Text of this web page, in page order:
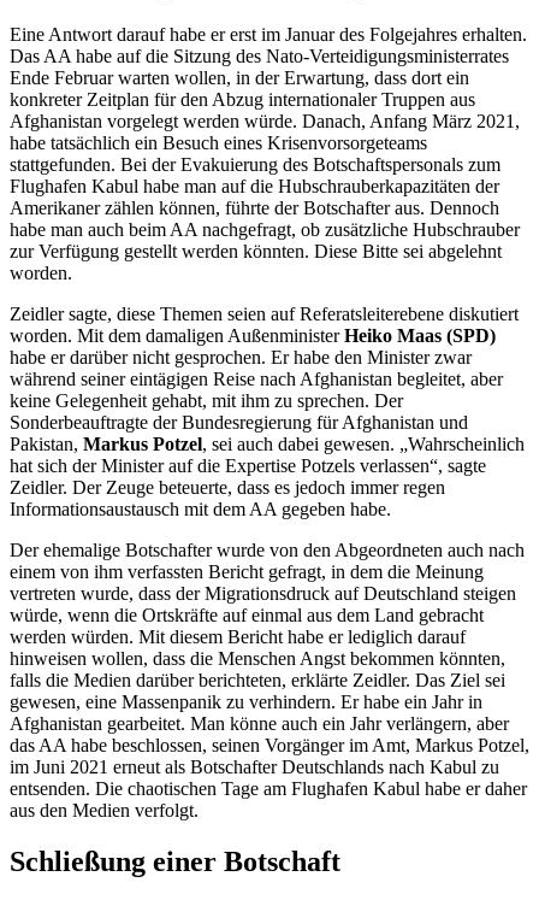
Eine Antwort darauf habe er erst im Januar des Folgejahres erhalten.
Das AA habe auf die Sitzung des Nato-Verteidigungsministerrates
Ende Februar warten wollen, in der Erwartung, dass dort ein
konkreter Zeitplan für den Abzug internationaler Truppen aus
Afghanistan vorgelegt werden würde. Danach, Anfang März 2021,
habe tatsächlich ein Besuch eines Krisenvorsorgeteams
stattgefunden. Bei der Evakuierung des Botschaftspersonals zum
Flughafen Kabul habe man auf die Hubschrauberkapazitäten der
Amerikaner zählen können, führte der Botschafter aus. Dennoch
habe man auch beim AA nachgefragt, ob zusätzliche Hubschrauber
zur Verfügung gestellt werden könnten. Diese Bitte sei abgelehnt
worden.
Zeidler sagte, diese Themen seien auf Referatsleiterebene diskutiert
worden. Mit dem damaligen AußenministerHeiko Maas (SPD)
habe er darüber nicht gesprochen. Er habe den Minister zwar
während seiner eintägigen Reise nach Afghanistan begleitet, aber
keine Gelegenheit gehabt, mit ihm zu sprechen. Der
Sonderbeauftragte der Bundesregierung für Afghanistan und
Pakistan, Markus Potzel, sei auch dabei gewesen. „Wahrscheinlich
hat sich der Minister auf die Expertise Potzels verlassen“, sagte
Zeidler. Der Zeuge beteuerte, dass es jedoch immer regen
Informationsaustausch mit dem AA gegeben habe.
Der ehemalige Botschafter wurde von den Abgeordneten auch nach
einem von ihm verfassten Bericht gefragt, in dem die Meinung
vertreten wurde, dass der Migrationsdruck auf Deutschland steigen
würde, wenn die Ortskräfte auf einmal aus dem Land gebracht
werden würden. Mit diesem Bericht habe er lediglich darauf
hinweisen wollen, dass die Menschen Angst bekommen könnten,
falls die Medien darüber berichteten, erklärte Zeidler. Das Ziel sei
gewesen, eine Massenpanik zu verhindern. Er habe ein Jahr in
Afghanistan gearbeitet. Man könne auch ein Jahr verlängern, aber
das AA habe beschlossen, seinen Vorgänger im Amt, Markus Potzel,
im Juni 2021 erneut als Botschafter Deutschlands nach Kabul zu
entsenden. Die chaotischen Tage am Flughafen Kabul habe er daher
aus den Medien verfolgt.
Schließung einer Botschaft